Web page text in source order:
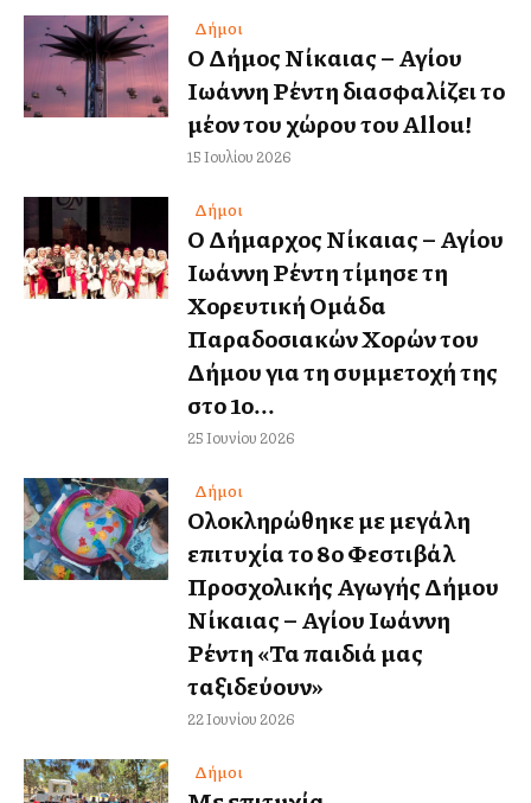
Δήμοι
Ο Δήμος Νίκαιας – Αγίου
Ιωάννη Ρέντη διασφαλίζει το
μέλλον του χώρου του Allou!
15 Ιουλίου 2026
Δήμοι
Ο Δήμαρχος Νίκαιας – Αγίου
Ιωάννη Ρέντη τίμησε τη
Χορευτική Ομάδα
Παραδοσιακών Χορών του
Δήμου για τη συμμετοχή της
στο 1ο...
25 Ιουνίου 2026
Δήμοι
Ολοκληρώθηκε με μεγάλη
επιτυχία το 8ο Φεστιβάλ
Προσχολικής Αγωγής Δήμου
Νίκαιας – Αγίου Ιωάννη
Ρέντη «Τα παιδιά μας
ταξιδεύουν»
22 Ιουνίου 2026
Δήμοι